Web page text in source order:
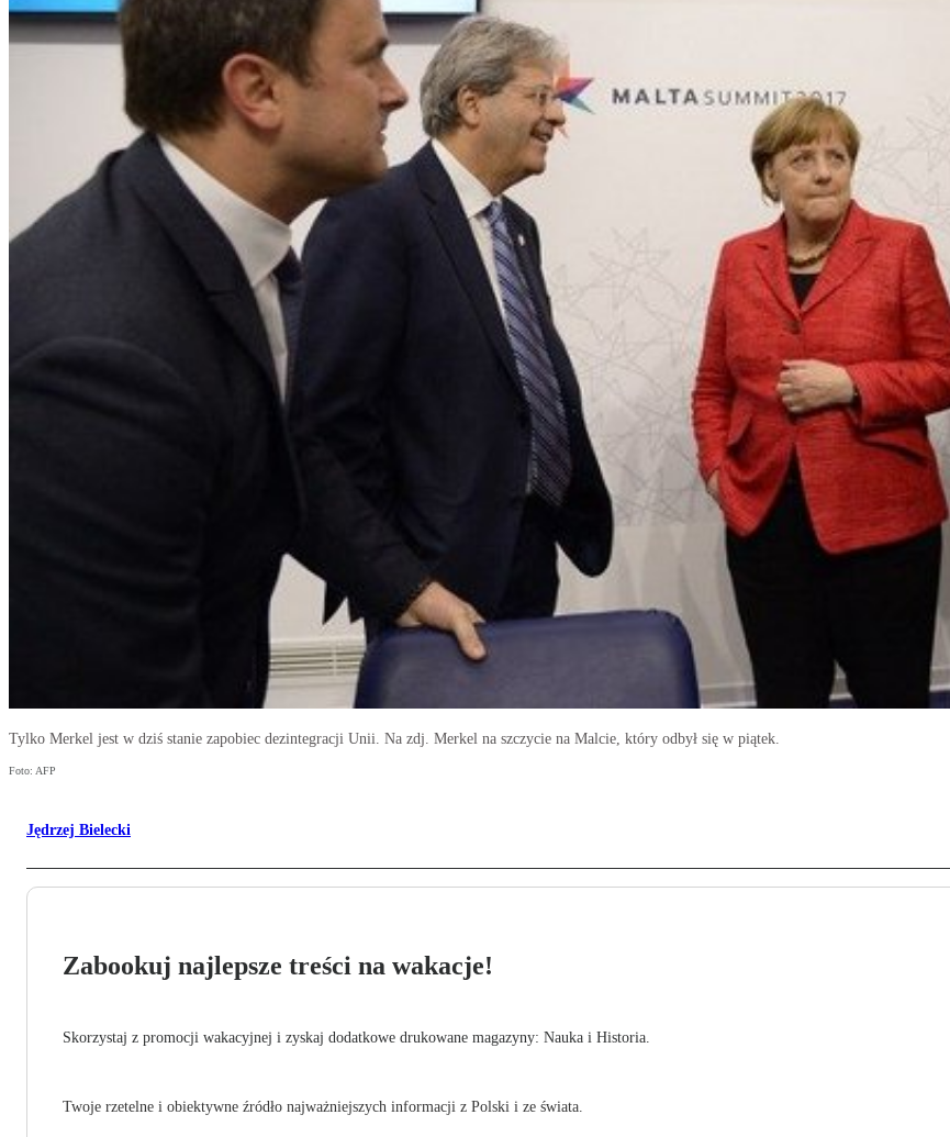
Tylko Merkel jest w dziś stanie zapobiec dezintegracji Unii. Na zdj. Merkel na szczycie na Malcie, który odbył się w piątek.
Foto: AFP
Jędrzej Bielecki
Zabookuj najlepsze treści na wakacje!
Skorzystaj z promocji wakacyjnej i zyskaj dodatkowe drukowane magazyny: Nauka i Historia.
Twoje rzetelne i obiektywne źródło najważniejszych informacji z Polski i ze świata.